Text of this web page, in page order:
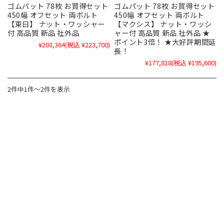
ゴムパット 78枚 お買得セット
450幅 オフセット 両ボルト
【東日】 ナット・ワッシャー
付 高品質 新品 社外品
¥203,364(税込 ¥223,700)
ゴムパット 78枚 お買得セット
450幅 オフセット 両ボルト
【マクシス】 ナット・ワッシ
ャー付 高品質 新品 社外品 ★
ポイント3倍！ ★大好評期間延
長！
¥177,818(税込 ¥195,600)
2件中1件～2件を表示